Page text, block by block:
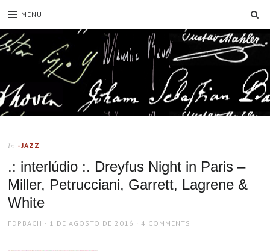
MENU
In -JAZZ
.: interlúdio :. Dreyfus Night in Paris –
Miller, Petrucciani, Garrett, Lagrene &
White
AUTHOR
FDPBACH
POSTED
1 DE AGOSTO DE 2016 4 COMMENTS